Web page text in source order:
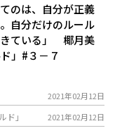
のは、自分が正義
自分だけのルール
きている」 椰月美
」#３－７
2021年02月12日
ド」 2021年02月12日